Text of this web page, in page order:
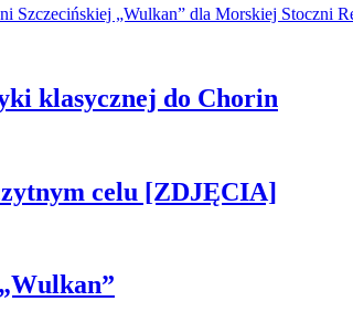
Szczecińskiej „Wulkan” dla Morskiej Stoczni
klasycznej do Chorin
celu [ZDJĘCIA]